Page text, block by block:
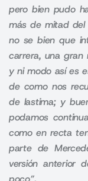
pero bien pudo
más de mitad del
no se bien que
carrera, una
y ni modo así es
de como nos
de lastima; y
podamos
como en recta
parte de
versión anterior